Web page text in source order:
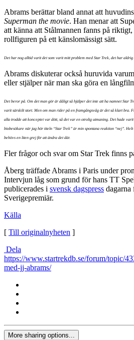
Abrams berättar bland annat att
Superman the movie. Han menar att
att känna att Stålmannen fanns på
rollfiguren på ett känslomässigt sätt.
Det har nog alltid varit det som varit mitt problem med Star Trek, det har
Abrams diskuterar också huruvida
eller stjälper när man ska göra en
Det beror på. Om det man gör är dåligt så hjälper det inte att ha namnet Star
varit särskilt stort. Men om man rider på en framgångsvåg är det så klart bra.
alla trodde att konceptet var dött, så det var en otrolig utmaning. Det hade
biobesökare när jag hör titeln “Star Trek” är min spontana reaktion “nej”.
behövs en liten grej för att ändra det där.
Fler frågor och svar om Star Trek finns
Åberg träffade Abrams i Paris under
Intervjun låg som grund för hans TT
publicerades i svensk dagspress dagarna
Sverigepremiär.
Källa
[ Till originalnyheten ]
Dela
https://www.startrekdb.se/forum/topic/
med-jj-abrams/
More sharing options...